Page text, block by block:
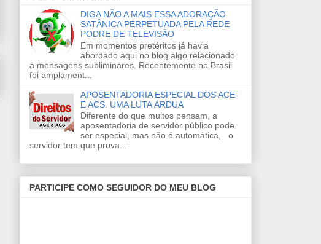
DIGA NÃO A MAIS ESSA ADORAÇÃO
SATÂNICA PERPETUADA PELA REDE
PODRE DE TELEVISÃO
Em momentos pretéritos já havia
abordado aqui no blog algo relacionado
a mensagens subliminares. Recentemente no Brasil
foi amplament...
APOSENTADORIA ESPECIAL DOS ACE
E ACS. UMA LUTA ÁRDUA
Diferente do que muitos pensam, a
aposentadoria de servidor público pode
ser especial, mas não é automática, o
servidor tem que prova...
PARTICIPE COMO SEGUIDOR DO MEU BLOG